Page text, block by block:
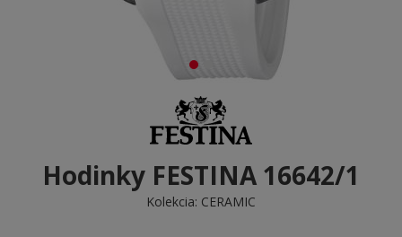
Hodinky FESTINA 16642/1
Kolekcia: CERAMIC